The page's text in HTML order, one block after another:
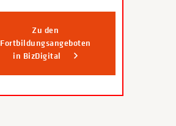
Zu den
Fortbildungsangeboten
in BizDigital